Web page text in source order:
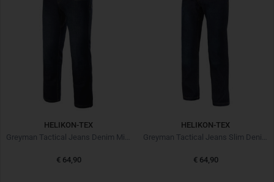
HELIKON-TEX
Greyman Tactical Jeans Denim Mid Dark Blue
€ 64,90
HELIKON-TEX
Greyman Tactical Jeans Slim Denim Mid Dark Blue
€ 64,90